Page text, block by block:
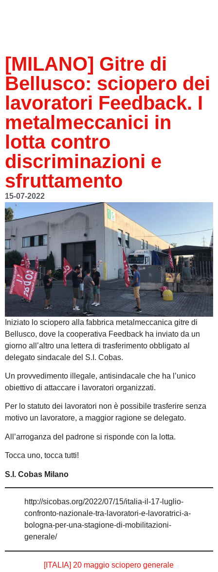
[MILANO] Gitre di
Bellusco: sciopero dei
lavoratori Feedback. I
metalmeccanici in
lotta contro
discriminazioni e
sfruttamento
15-07-2022
Iniziato lo sciopero alla fabbrica metalmeccanica gitre di
Bellusco, dove la cooperativa Feedback ha inviato da un
giorno all’altro una lettera di trasferimento obbligato al
delegato sindacale del S.I. Cobas.
Un provvedimento illegale, antisindacale che ha l’unico
obiettivo di attaccare i lavoratori organizzati.
Per lo statuto dei lavoratori non è possibile trasferire senza
motivo un lavoratore, a maggior ragione se delegato.
All’arroganza del padrone si risponde con la lotta.
Tocca uno, tocca tutti!
S.I. Cobas Milano
http://sicobas.org/2022/07/15/italia-il-17-luglio-
confronto-nazionale-tra-lavoratori-e-lavoratrici-a-
bologna-per-una-stagione-di-mobilitazioni-
generale/
[ITALIA] 20 maggio sciopero generale